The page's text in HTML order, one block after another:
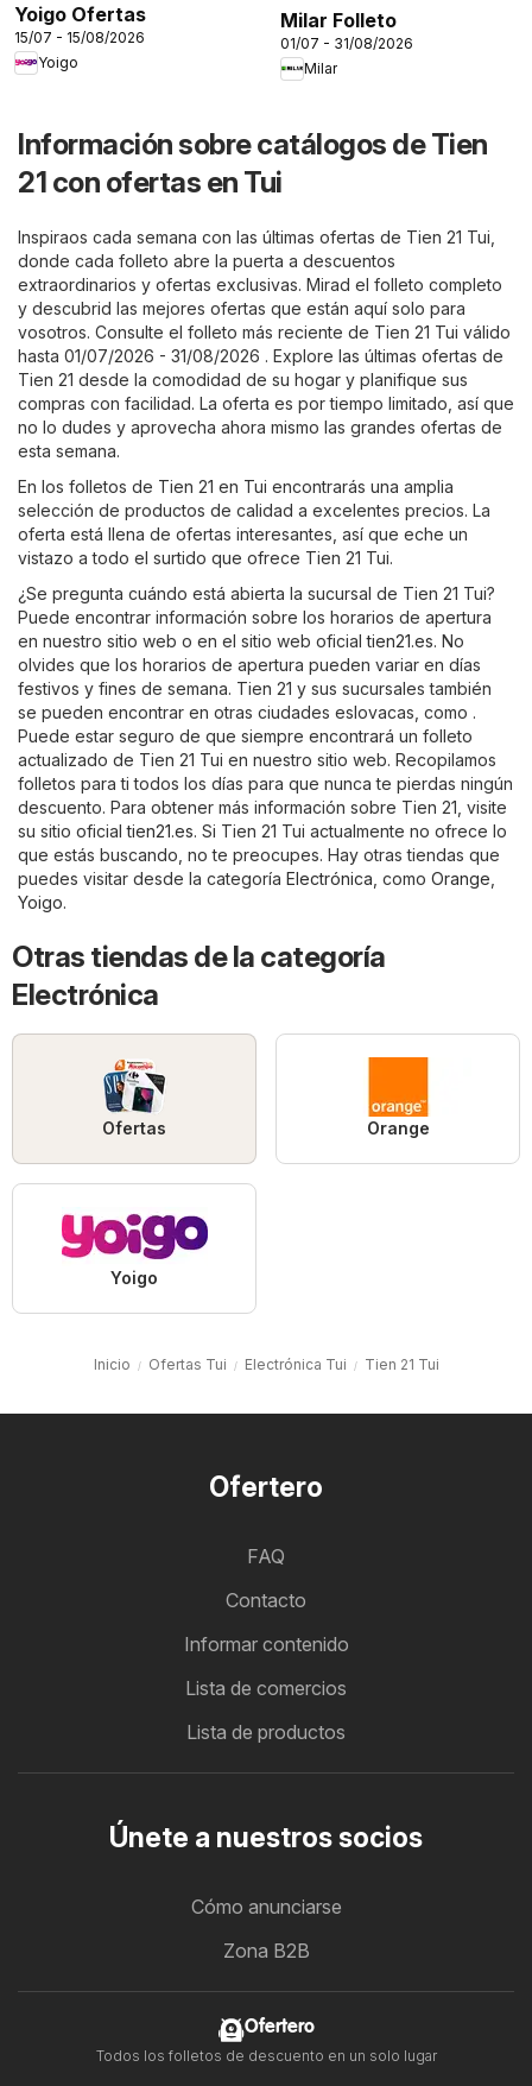
Yoigo Ofertas
15/07 - 15/08/2026
Yoigo
Milar Folleto
01/07 - 31/08/2026
Milar
Información sobre catálogos de Tien
21 con ofertas en Tui
Inspiraos cada semana con las últimas ofertas de Tien 21 Tui,
donde cada folleto abre la puerta a descuentos
extraordinarios y ofertas exclusivas. Mirad el folleto completo
y descubrid las mejores ofertas que están aquí solo para
vosotros. Consulte el folleto más reciente de Tien 21 Tui válido
hasta 01/07/2026 - 31/08/2026 . Explore las últimas ofertas de
Tien 21 desde la comodidad de su hogar y planifique sus
compras con facilidad. La oferta es por tiempo limitado, así que
no lo dudes y aprovecha ahora mismo las grandes ofertas de
esta semana.
En los folletos de Tien 21 en Tui encontrarás una amplia
selección de productos de calidad a excelentes precios. La
oferta está llena de ofertas interesantes, así que eche un
vistazo a todo el surtido que ofrece Tien 21 Tui.
¿Se pregunta cuándo está abierta la sucursal de Tien 21 Tui?
Puede encontrar información sobre los horarios de apertura
en nuestro sitio web o en el sitio web oficialtien21.es. No
olvides que los horarios de apertura pueden variar en días
festivos y fines de semana. Tien 21 y sus sucursales también
se pueden encontrar en otras ciudades eslovacas, como .
Puede estar seguro de que siempre encontrará un folleto
actualizado de Tien 21 Tui en nuestro sitio web. Recopilamos
folletos para ti todos los días para que nunca te pierdas ningún
descuento. Para obtener más información sobre Tien 21, visite
su sitio oficialtien21.es. Si Tien 21 Tui actualmente no ofrece lo
que estás buscando, no te preocupes. Hay otras tiendas que
puedes visitar desde la categoría Electrónica , como Orange
Yoigo.
Otras tiendas de la categoría
Electrónica
Ofertas Orange
Yoigo
Inicio Ofertas Tui Electrónica Tui Tien 21 Tui
Ofertero
FAQ
Contacto
Informar contenido
Lista de comercios
Lista de productos
Únete a nuestros socios
Cómo anunciarse
Zona B2B
Ofertero
Todos los folletos de descuento en un solo lugar